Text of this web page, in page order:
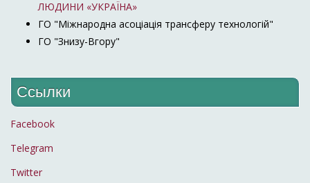
ЛЮДИНИ «УКРАЇНА»
ГО "Міжнародна асоціація трансферу технологій"
ГО "Знизу-Вгору"
Ссылки
Facebook
Telegram
Twitter